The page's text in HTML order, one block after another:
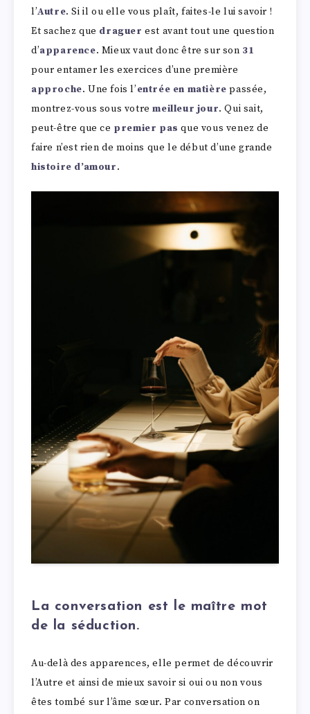
l’Autre. Si il ou elle vous plaît, faites-le lui savoir !
Et sachez que draguer est avant tout une question
d’apparence. Mieux vaut donc être sur son 31
pour entamer les exercices d’une première
approche. Une fois l’entrée en matière passée,
montrez-vous sous votremeilleur jour. Qui sait,
peut-être que ce premier pas que vous venez de
faire n’est rien de moins que le début d’une grande
histoire d’amour.
La conversation est le maître mot
de la séduction.
Au-delà des apparences, elle permet de découvrir
l’Autre et ainsi de mieux savoir si oui ou non vous
êtes tombé sur l’âme sœur. Par conversation on